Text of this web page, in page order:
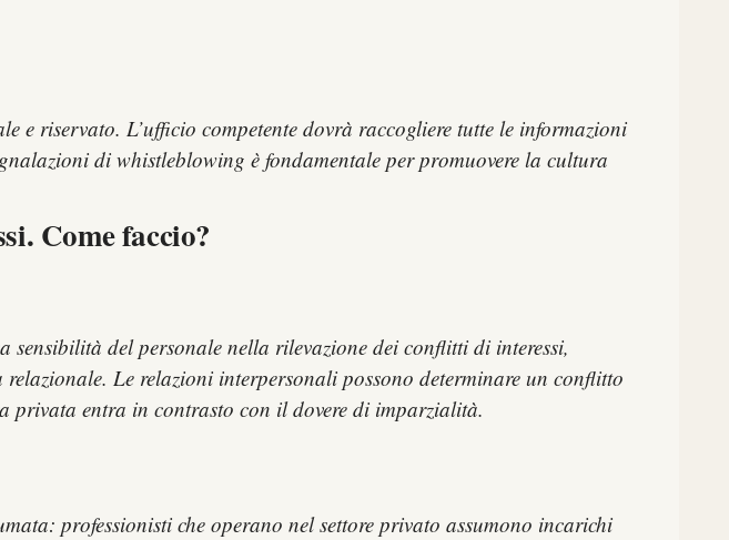
e riservato. L’ufficio competente dovrà raccogliere tutte le informazioni
di whistleblowing è fondamentale per promuovere la cultura
Come faccio?
del personale nella rilevazione dei conflitti di interessi,
Le relazioni interpersonali possono determinare un conflitto
privata entra in contrasto con il dovere di imparzialità.
professionisti che operano nel settore privato assumono incarichi